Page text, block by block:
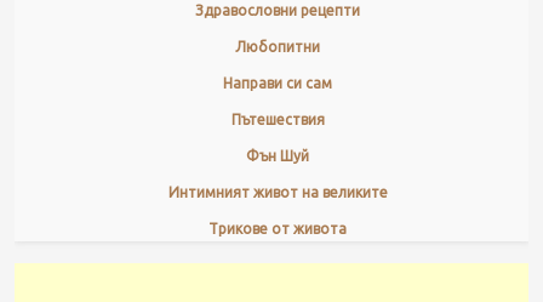
Здравословни рецепти
Любопитни
Направи си сам
Пътешествия
Фън Шуй
Интимният живот на великите
Трикове от живота